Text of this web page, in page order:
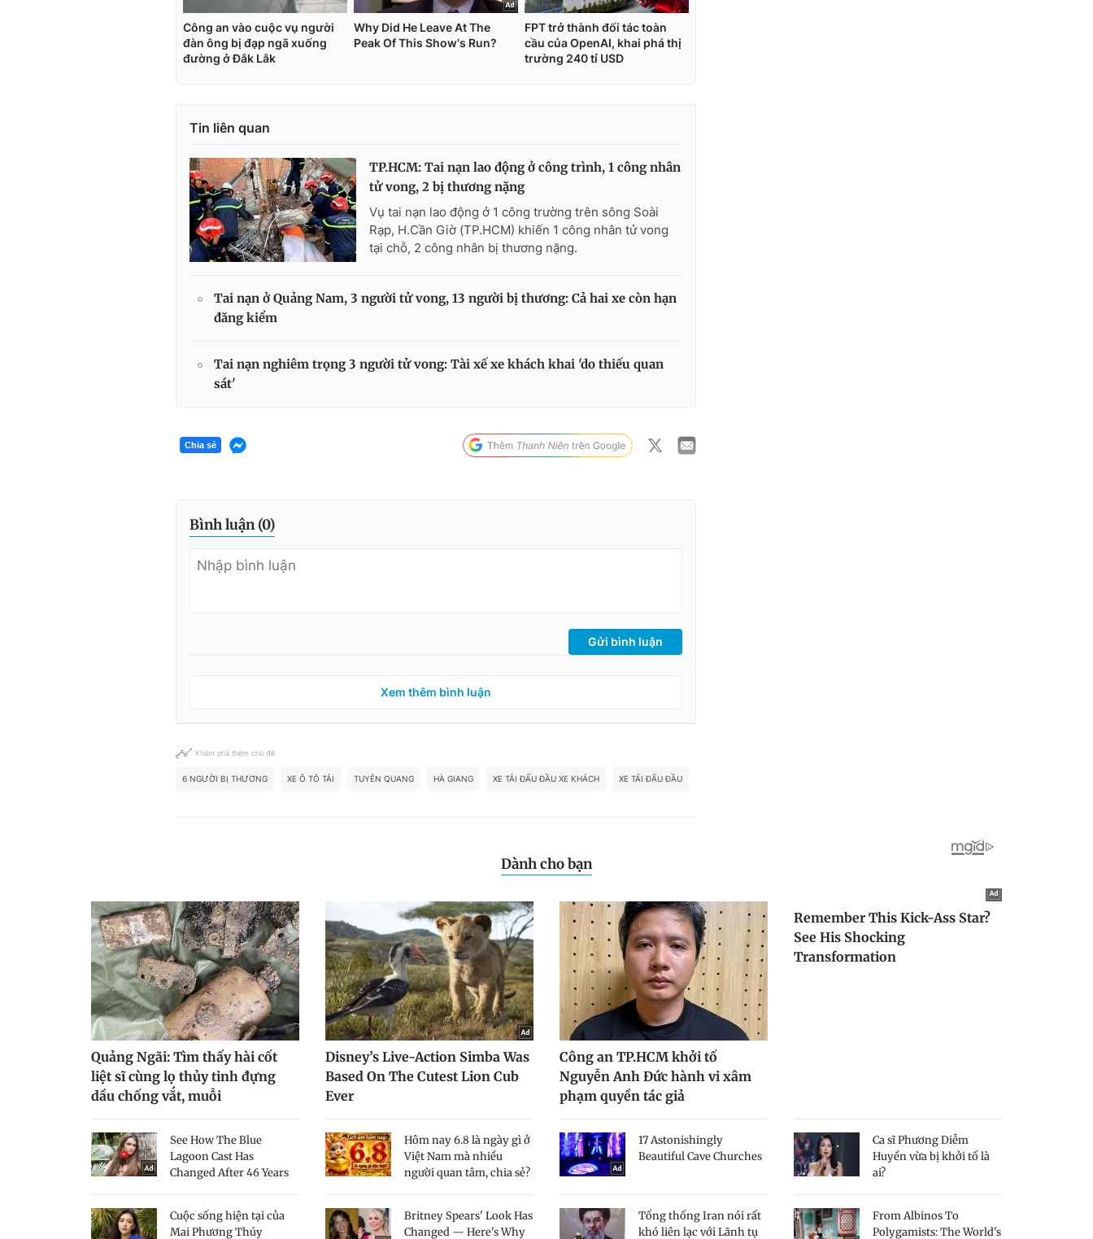
Tin liên quan
TP.HCM: Tai nạn lao động ở công trình, 1 công nhân
tử vong, 2 bị thương nặng
Vụ tai nạn lao động ở 1 công trường trên sông Soài
Rạp, H.Cần Giờ (TP.HCM) khiến 1 công nhân tử vong
tại chỗ, 2 công nhân bị thương nặng.
Tai nạn ở Quảng Nam, 3 người tử vong, 13 người bị thương: Cả hai xe còn hạn
đăng kiểm
Tai nạn nghiêm trọng 3 người tử vong: Tài xế xe khách khai 'do thiếu quan
sát'
Chia sẻ
Bình luận (0)
Gửi bình luận
Xem thêm bình luận
Khám phá thêm chủ đề
6 NGƯỜI BỊ THƯƠNG XE Ô TÔ TẢI TUYÊN QUANG HÀ GIANG XE TẢI ĐẤU ĐẦU XE KHÁCH XE TẢI ĐẤU ĐẦU